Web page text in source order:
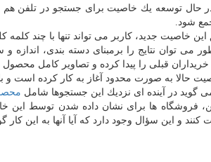
حال توسعه یك خاصیت برای جستجو در تلفن
شود.
خاصیت جدید، كاربر می تواند تنها با چند
می توان نتایج را برمبنای دسته بندی،
قبلی را پیدا كرده و تصاویر كامل محصول
حالا به صورت محدود آغاز به كار كرده است
گوید در آینده ای نزدیك این جستجوها شامل
فروشگاه ها برای نشان داده شدن توسط این
كنند و این سؤال وجود دارد كه آیا آنها به این كار